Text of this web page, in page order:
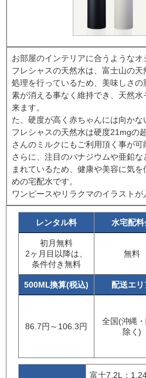
お部屋のインテリアに合うようなオ
フレシャスの天然水は、富士山の
処理を行っているため、美味しさ
素が消える事なく維持でき、天然
来ます。
た、硬度が高く赤ちゃんには向かな
フレシャスの天然水は硬度21mgの
さんのミルクにもご利用頂く事が可
さらに、注目のバナジウムや亜鉛
まれているため、健康や美容に気
めの宅配水です。
ワンピースやリラクマのイラストが
レンタル料 水宅配料
初月無料
2ヶ月目以降は、
条件付き無料
無料
500ML換算(税込) 配送エリ
86.7円～106.3円
全国(沖縄
除く)
富士7.2L：